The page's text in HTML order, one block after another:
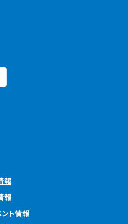
報
報
ント情報